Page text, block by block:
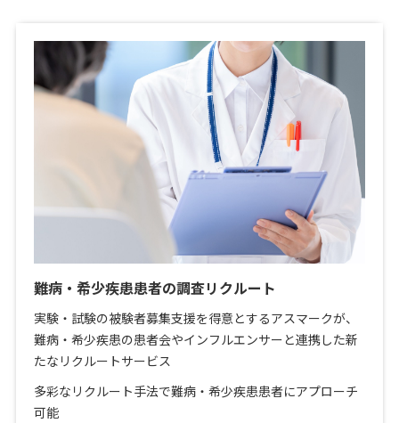
難病・希少疾患患者の調査リクルート
実験・試験の被験者募集支援を得意とするアスマークが、
難病・希少疾患の患者会やインフルエンサーと連携した新
たなリクルートサービス
多彩なリクルート手法で難病・希少疾患患者にアプローチ
可能